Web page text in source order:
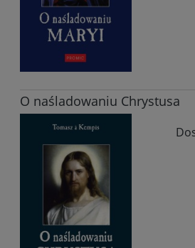
O naśladowaniu Chrystusa